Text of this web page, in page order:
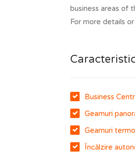
business areas of
For more details
Business
Geamuri
Geamuri
Încălzire